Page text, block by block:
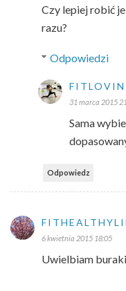
Czy lepiej robić
razu?
Odpowiedzi
FITLOVIN
31 marca 2015
Sama
Odpowiedz
6 kwietnia 2015 18:05
Uwielbiam